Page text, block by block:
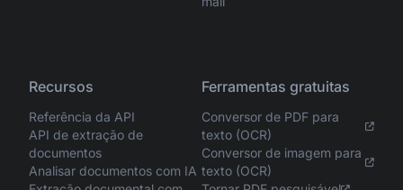
Recursos
Referência da API
API de extração de
documentos
Analisar documentos com IA
Ferramentas gratuitas
Conversor de PDF para
texto (OCR)
Conversor de imagem para
texto (OCR)